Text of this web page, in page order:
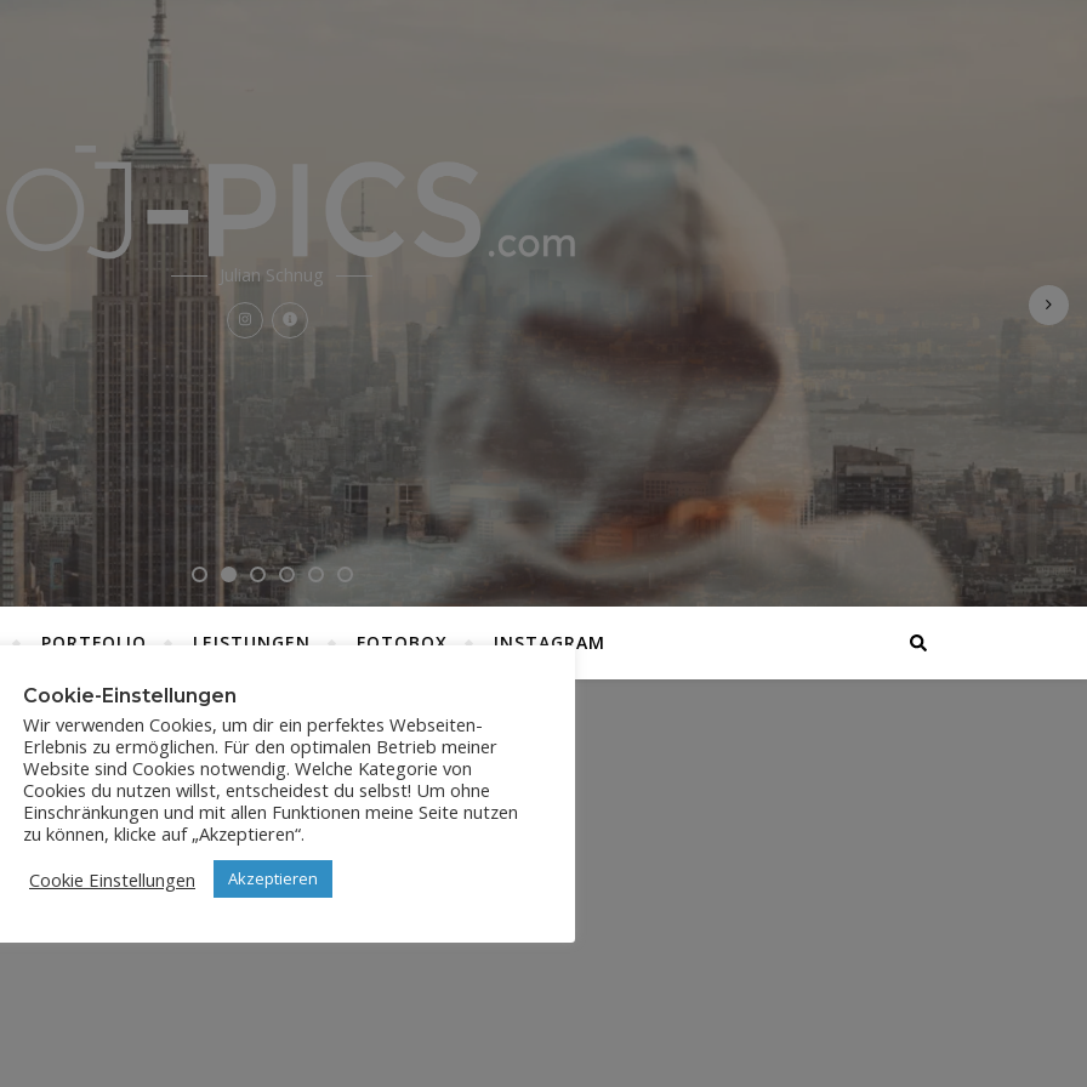
Julian Schnug
PORTFOLIO LEISTUNGEN FOTOBOX INSTAGRAM
JPX_0054
17. November 2024
Cookie-Einstellungen
Wir verwenden Cookies, um dir ein perfektes Webseiten-
Erlebnis zu ermöglichen. Für den optimalen Betrieb meiner
Website sind Cookies notwendig. Welche Kategorie von
Cookies du nutzen willst, entscheidest du selbst! Um ohne
Einschränkungen und mit allen Funktionen meine Seite nutzen
zu können, klicke auf „Akzeptieren“.
Cookie Einstellungen
Akzeptieren